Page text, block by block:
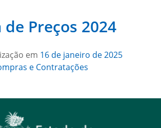
Preços 2024
em 16 de janeiro de 2025
e Contratações